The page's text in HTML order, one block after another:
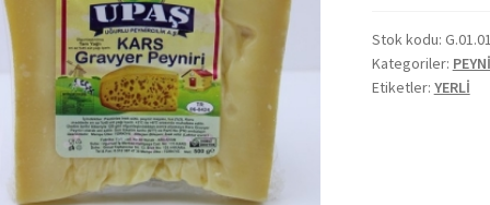
Stok kodu:
Kategoriler:
Etiketler: YERLİ